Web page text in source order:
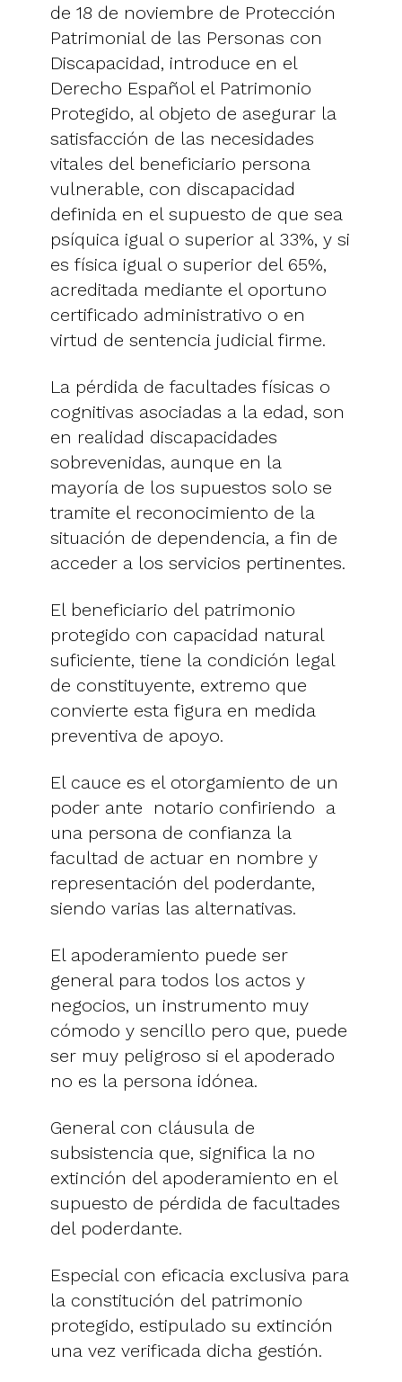
de 18 de noviembre de Protección
Patrimonial de las Personas con
Discapacidad, introduce en el
Derecho Español el Patrimonio
Protegido, al objeto de asegurar la
satisfacción de las necesidades
vitales del beneficiario persona
vulnerable, con discapacidad
definida en el supuesto de que sea
psíquica igual o superior al 33%, y si
es física igual o superior del 65%,
acreditada mediante el oportuno
certificado administrativo o en
virtud de sentencia judicial firme.
La pérdida de facultades físicas o
cognitivas asociadas a la edad, son
en realidad discapacidades
sobrevenidas, aunque en la
mayoría de los supuestos solo se
tramite el reconocimiento de la
situación de dependencia, a fin de
acceder a los servicios pertinentes.
El beneficiario del patrimonio
protegido con capacidad natural
suficiente, tiene la condición legal
de constituyente, extremo que
convierte esta figura en medida
preventiva de apoyo.
El cauce es el otorgamiento de un
poder ante notario confiriendo a
una persona de confianza la
facultad de actuar en nombre y
representación del poderdante,
siendo varias las alternativas.
El apoderamiento puede ser
general para todos los actos y
negocios, un instrumento muy
cómodo y sencillo pero que, puede
ser muy peligroso si el apoderado
no es la persona idónea.
General con cláusula de
subsistencia que, significa la no
extinción del apoderamiento en el
supuesto de pérdida de facultades
del poderdante.
Especial con eficacia exclusiva para
la constitución del patrimonio
protegido, estipulado su extinción
una vez verificada dicha gestión.